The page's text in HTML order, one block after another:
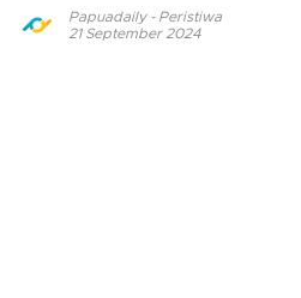
Papuadaily- Peristiwa
21 September 2024